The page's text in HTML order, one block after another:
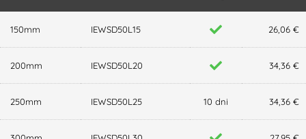
150mm IEWSD50L15 26,06 €
200mm IEWSD50L20 34,36 €
250mm IEWSD50L25 10 dni 34,36 €